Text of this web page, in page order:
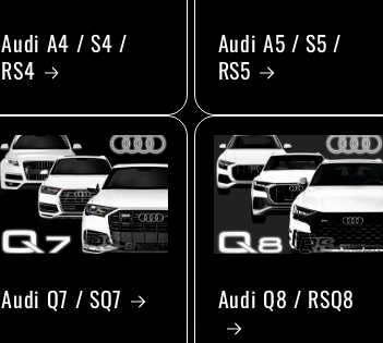
Audi A4 / S4 /
RS4
Audi A5 / S5 /
RS5
Audi Q7 / SQ7 Audi Q8 / RSQ8